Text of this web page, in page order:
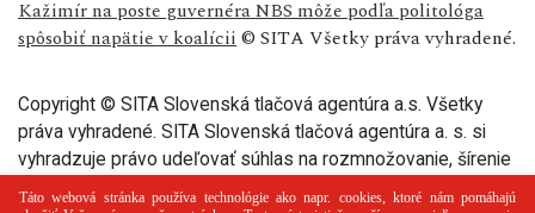
Kažimír na poste guvernéra NBS môže podľa politológa
spôsobiť napätie v koalícii © SITA Všetky práva vyhradené.
Copyright © SITA Slovenská tlačová agentúra a.s. Všetky
práva vyhradené. SITA Slovenská tlačová agentúra a. s. si
vyhradzuje právo udeľovať súhlas na rozmnožovanie, šírenie